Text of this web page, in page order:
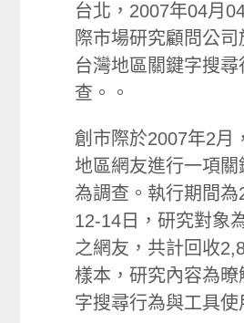
台北，2007年04月
際市場研究顧問公
台灣地區關鍵字搜尋
查。。
創市際於2007年2月
地區網友進行一項關
為調查。執行期間為
12-14日，研究對象
之網友，共計回收
樣本，研究內容為
字搜尋行為與工具使